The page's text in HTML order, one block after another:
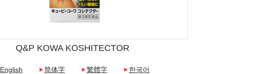
Q&P KOWA KOSHITECTOR
English 简体字 繁體字 한국어